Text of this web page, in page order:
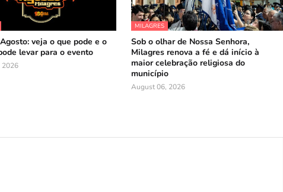
veja o que pode e o
levar para o evento
2026
MILAGRES
Sob o olhar de Nossa Senhora,
Milagres renova a fé e dá início à
maior celebração religiosa do
município
August 06, 2026